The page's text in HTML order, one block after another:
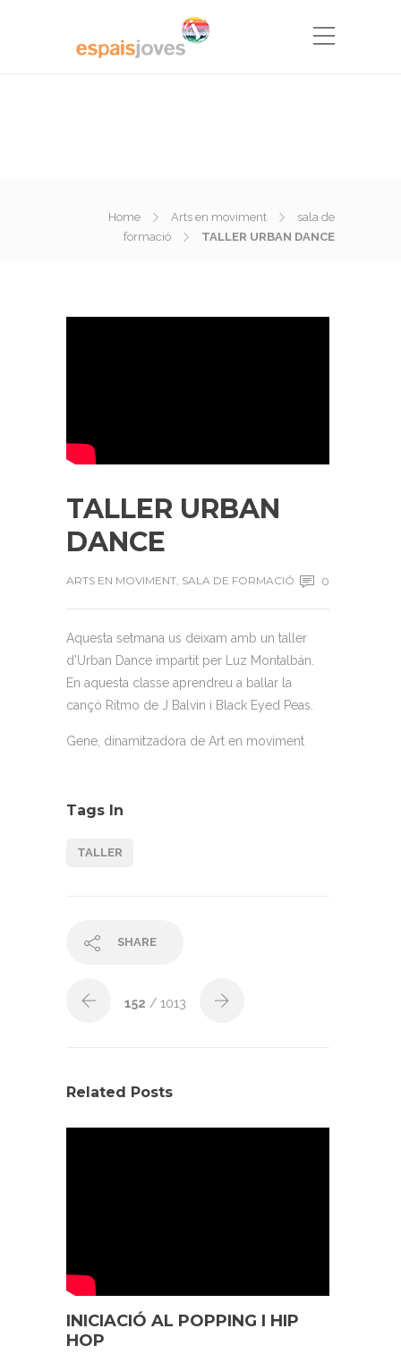
Home Arts en moviment
sala de
formació
TALLER URBAN DANCE
TALLER URBAN
DANCE
ARTS EN MOVIMENT, SALA DE FORMACIÓ 0
Aquesta setmana us deixam amb un taller
d’Urban Dance impartit per Luz Montalbán.
En aquesta classe aprendreu a ballar la
cançó Ritmo de J Balvin i Black Eyed Peas.
Gene, dinamitzadora de Art en moviment
Tags In
TALLER
SHARE
152 / 1013
Related Posts
INICIACIÓ AL POPPING I HIP
HOP